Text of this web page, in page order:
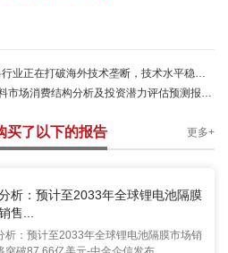
打破海外技术垄断，技术水平稳步提升-中金企信
消费结构分析及投资潜力评估预测报告（2026版）
买了以下的报告 更多+
析：预计至2033年全球锂电池隔膜
售...
析：预计至2033年全球锂电池隔膜市场销